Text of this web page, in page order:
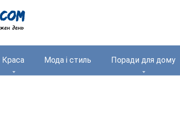
Краса Мода і стиль Поради для дому